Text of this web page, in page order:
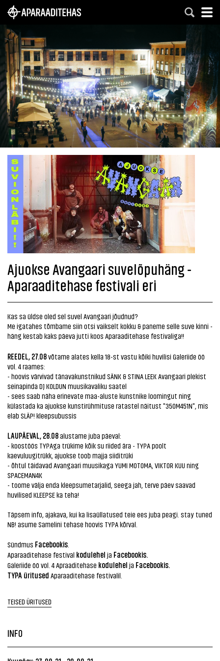
Ajuokse Avangaari suvelõpuhäng -
Aparaaditehase festivali eri
Kas sa üldse oled sel suvel Avangaari jõudnud?
Me igatahes tõmbame siin otsi vaikselt kokku & paneme selle suve kinni -
häng kestab kaks päeva jutti koos Aparaaditehase festivaliga!!
REEDEL, 27.08võtame alates kella 18-st vastu kõiki huvilisi Galeriide öö
vol. 4 raames:
- hoovis värvivad tänavakunstnikud SÄNK & STINA LEEK Avangaari plekist
seinapinda DJ KOLDUN muusikavaliku saatel
- sees saab näha erinevate maa-aluste kunstnike loomingut ning
külastada ka ajuokse kunstirühmituse ratastel näitust "350M451N", mis
elab SLÄP! kleepsubussis
LAUPÄEVAL, 28.08alustame juba päeval:
- koostöös TYPAga trükime kõik su riided ära - TYPA poolt
kaevuluugitrükk, ajuokse toob majja siiditrüki
- õhtul täidavad Avangaari muusikaga YUMI MOTOMA, VIKTOR KUU ning
SPACEMAN4K
- toome välja enda kleepsumetarjalid, seega jah, terve päev saavad
huvilised KLEEPSE ka teha!
Täpsem info, ajakava, kui ka lisaüllatused teie ees juba peagi. stay tuned
NB! asume Samelini tehase hoovis TYPA kõrval.
Sündmus Facebookis
Aparaaditehase festival kodulehel ja Facebookis.
Galeriide öö vol. 4 Apraaditehase kodulehel ja Facebookis.
TYPA üritused Aparaaditehase festivalil.
TEISED ÜRITUSED
INFO